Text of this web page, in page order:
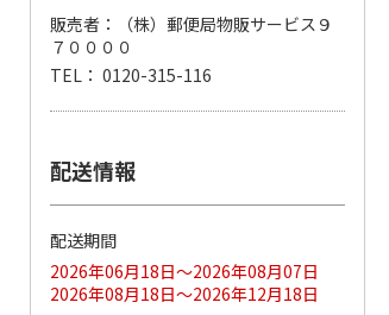
ドジャース 大谷翔
平 日本人最多53試
合連続出塁記念 シ
ル…
谷翔平 2026 NL 3・
4月投手…
販売者：（株）郵便局物販サービス９
７００００
TEL： 0120-315-116
配送情報
配送期間
2026年06月18日～2026年08月07日
2026年08月18日～2026年12月18日